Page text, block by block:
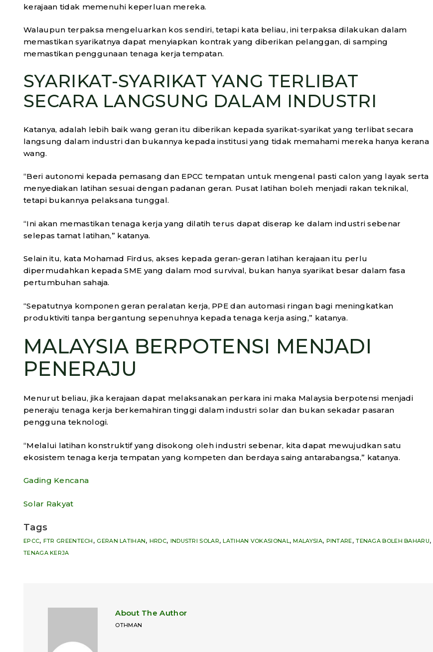
kerajaan tidak memenuhi keperluan mereka.
Walaupun terpaksa mengeluarkan kos sendiri, tetapi kata beliau, ini terpaksa dilakukan dalam
memastikan syarikatnya dapat menyiapkan kontrak yang diberikan pelanggan, di samping
memastikan penggunaan tenaga kerja tempatan.
SYARIKAT-SYARIKAT YANG TERLIBAT
SECARA LANGSUNG DALAM INDUSTRI
Katanya, adalah lebih baik wang geran itu diberikan kepada syarikat-syarikat yang terlibat secara
langsung dalam industri dan bukannya kepada institusi yang tidak memahami mereka hanya kerana
wang.
“Beri autonomi kepada pemasang dan EPCC tempatan untuk mengenal pasti calon yang layak serta
menyediakan latihan sesuai dengan padanan geran. Pusat latihan boleh menjadi rakan teknikal,
tetapi bukannya pelaksana tunggal.
“Ini akan memastikan tenaga kerja yang dilatih terus dapat diserap ke dalam industri sebenar
selepas tamat latihan,” katanya.
Selain itu, kata Mohamad Firdus, akses kepada geran-geran latihan kerajaan itu perlu
dipermudahkan kepada SME yang dalam mod survival, bukan hanya syarikat besar dalam fasa
pertumbuhan sahaja.
“Sepatutnya komponen geran peralatan kerja, PPE dan automasi ringan bagi meningkatkan
produktiviti tanpa bergantung sepenuhnya kepada tenaga kerja asing,” katanya.
MALAYSIA BERPOTENSI MENJADI
PENERAJU
Menurut beliau, jika kerajaan dapat melaksanakan perkara ini maka Malaysia berpotensi menjadi
peneraju tenaga kerja berkemahiran tinggi dalam industri solar dan bukan sekadar pasaran
pengguna teknologi.
“Melalui latihan konstruktif yang disokong oleh industri sebenar, kita dapat mewujudkan satu
ekosistem tenaga kerja tempatan yang kompeten dan berdaya saing antarabangsa,” katanya.
Gading Kencana
Solar Rakyat
Tags
EPCC, FTR GREENTECH , GERAN LATIHAN, HRDC, INDUSTRI SOLAR,LATIHAN VOKASIONAL,MALAYSIA, PINTARE,TENAGA BOLEH BAHARU,
TENAGA KERJA
About The Author
OTHMAN